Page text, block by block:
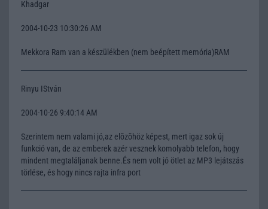
Khadgar
2004-10-23 10:30:26 AM
Mekkora Ram van a készülékben (nem beépített memória)RAM
Rinyu IStván
2004-10-26 9:40:14 AM
Szerintem nem valami jó,az elõzõhöz képest, mert igaz sok új
funkció van, de az emberek azér vesznek komolyabb telefon, hogy
mindent megtaláljanak benne.És nem volt jó ötlet az MP3 lejátszás
törlése, és hogy nincs rajta infra port